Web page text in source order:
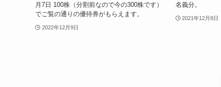
月7日 100株（分割前なので今の300株です）
でご覧の通りの優待券がもらえます。
2022年12月9日
名義分。
2021年12月8日